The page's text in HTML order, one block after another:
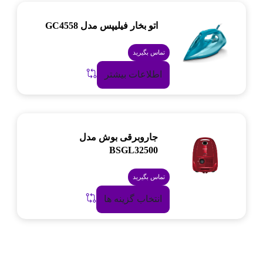
اتو بخار فیلیپس مدل GC4558
تماس بگیرید
اطلاعات بیشتر
جاروبرقی بوش مدل
BSGL32500
تماس بگیرید
انتخاب گزینه ها